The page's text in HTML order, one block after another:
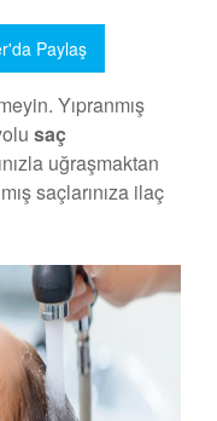
Paylaş
Yıpranmış
saç
uğraşmaktan
saçlarınıza ilaç